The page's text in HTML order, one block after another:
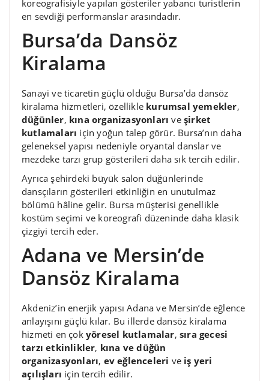
koreografisiyle yapılan gösteriler yabancı turistlerin
en sevdiği performanslar arasındadır.
Bursa’da Dansöz
Kiralama
Sanayi ve ticaretin güçlü olduğu Bursa’da dansöz
kiralama hizmetleri, özellikle kurumsal yemekler,
düğünler, kına organizasyonları veşirket
kutlamaları için yoğun talep görür. Bursa’nın daha
geleneksel yapısı nedeniyle oryantal danslar ve
mezdeke tarzı grup gösterileri daha sık tercih edilir.
Ayrıca şehirdeki büyük salon düğünlerinde
dansçıların gösterileri etkinliğin en unutulmaz
bölümü hâline gelir. Bursa müşterisi genellikle
kostüm seçimi ve koreografi düzeninde daha klasik
çizgiyi tercih eder.
Adana ve Mersin’de
Dansöz Kiralama
Akdeniz’in enerjik yapısı Adana ve Mersin’de eğlence
anlayışını güçlü kılar. Bu illerde dansöz kiralama
hizmeti en çok yöresel kutlamalar,sıra gecesi
tarzı etkinlikler, kına ve düğün
organizasyonları, ev eğlenceleri ve iş yeri
açılışları için tercih edilir.